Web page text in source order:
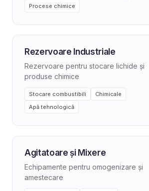
Procese chimice
Rezervoare Industriale
Rezervoare pentru stocare lichide și
produse chimice
Stocare combustibili
Chimicale
Apă tehnologică
Agitatoare și Mixere
Echipamente pentru omogenizare și
amestecare